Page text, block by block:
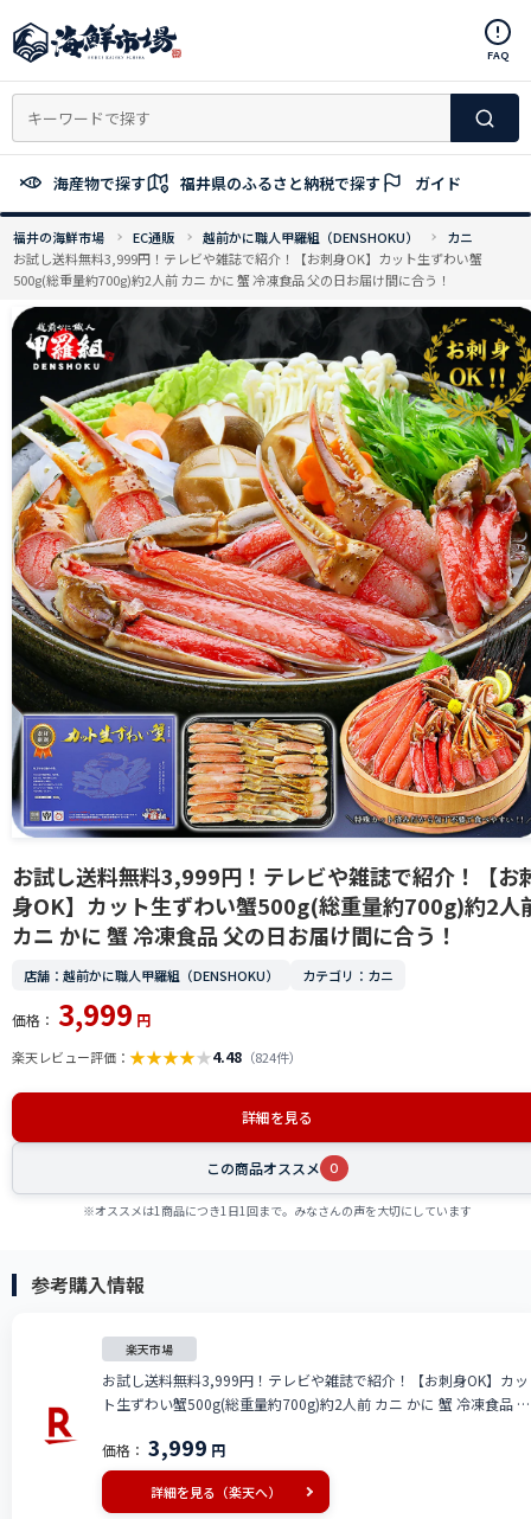
ン
ン
へ
ッ
プ
FAQ
海産物で探す 福井県のふるさと納税で探す ガイド
福井の海鮮市場 EC通販 越前かに職人甲羅組（DENSHOKU）
カニ
お試し送料無料3,999円！テレビや雑誌で紹介！【お刺身OK】カット生ずわい蟹
500g(総重量約700g)約2人前 カニ かに 蟹 冷凍食品 父の日お届け間に合う！
お試し送料無料3,999円！テレビや雑誌で紹介！【お
身OK】カット生ずわい蟹500g(総重量約700g)約2人
カニ かに 蟹 冷凍食品 父の日お届け間に合う！
店舗：越前かに職人甲羅組（DENSHOKU） カテゴリ：カニ
価格： 3,999 円
楽天レビュー評価： ★★★★★4.48 （824件）
詳細を見る
この商品オススメ 0
※オススメは1商品につき1日1回まで。みなさんの声を大切にしています
参考購入情報
楽天市場
お試し送料無料3,999円！テレビや雑誌で紹介！【お刺身OK】カッ
ト生ずわい蟹500g(総重量約700g)約2人前 カニ かに 蟹 冷凍食品 父
価格： 3,999 円
詳細を見る（楽天へ）